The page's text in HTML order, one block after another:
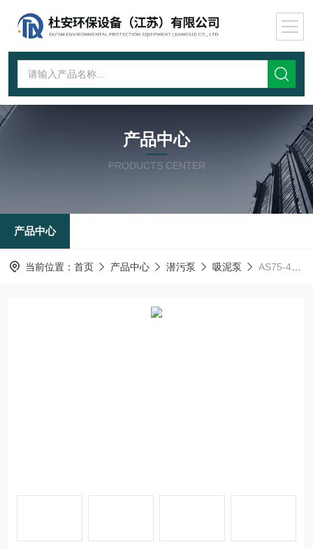
产品中心
PRODUCTS CENTER
产品中心
当前位置： 首页 产品中心 潜污泵 吸泥泵 AS75-4CB潜污泵自动耦合安装